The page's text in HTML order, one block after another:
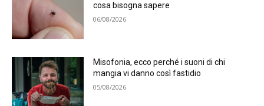
cosa bisogna sapere
06/08/2026
Misofonia, ecco perché i suoni di chi
mangia vi danno così fastidio
05/08/2026